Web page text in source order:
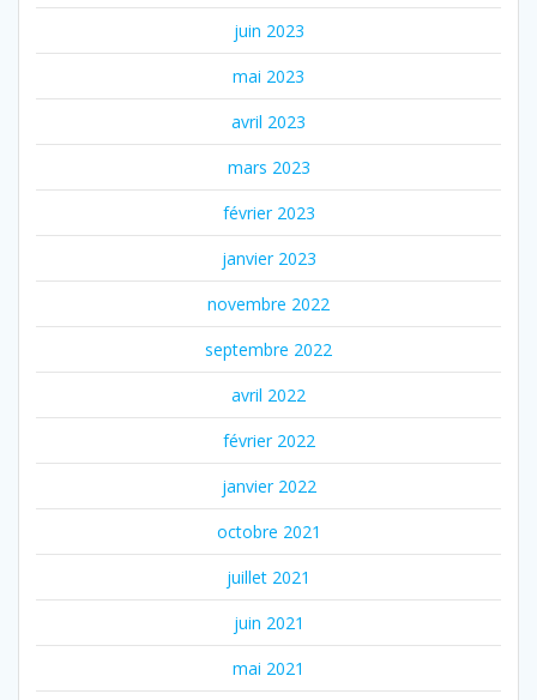
juin 2023
mai 2023
avril 2023
mars 2023
février 2023
janvier 2023
novembre 2022
septembre 2022
avril 2022
février 2022
janvier 2022
octobre 2021
juillet 2021
juin 2021
mai 2021